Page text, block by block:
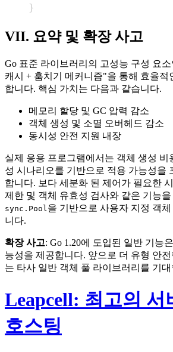
}
VII. 요약 및 확장 사고
Go 표준 라이브러리의 고성능 구성 요소
캐시 + 훔치기 메커니즘"을 통해 효율적
합니다. 핵심 가치는 다음과 같습니다.
메모리 할당 및 GC 압력 감소
객체 생성 및 소멸 오버헤드 감소
동시성 안전 지원 내장
실제 응용 프로그램에서는 객체 생성 비
성 시나리오를 기반으로 적용 가능성을
합니다. 보다 세분화 된 제어가 필요한
제한 및 객체 유효성 검사와 같은 기능을
sync.Pool 을 기반으로 사용자 지정 객
니다.
확장 사고: Go 1.20에 도입된 일반 기능
능성을 제공합니다. 앞으로 더 유형 안전
는 타사 일반 객체 풀 라이브러리를 기
Leapcell: 최고의 서
호스팅